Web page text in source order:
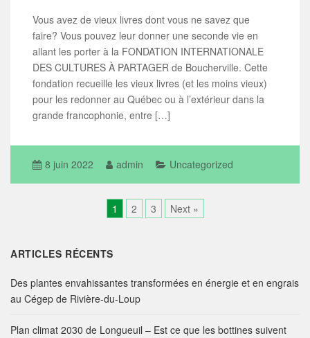
Vous avez de vieux livres dont vous ne savez que
faire? Vous pouvez leur donner une seconde vie en
allant les porter à la FONDATION INTERNATIONALE
DES CULTURES À PARTAGER de Boucherville. Cette
fondation recueille les vieux livres (et les moins vieux)
pour les redonner au Québec ou à l’extérieur dans la
grande francophonie, entre […]
8 juin 2022 admin Uncategorized
1 2 3 Next »
ARTICLES RÉCENTS
Des plantes envahissantes transformées en énergie et en engrais
au Cégep de Rivière-du-Loup
Plan climat 2030 de Longueuil – Est ce que les bottines suivent